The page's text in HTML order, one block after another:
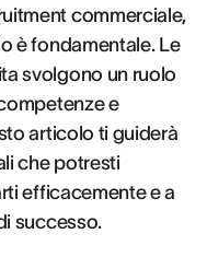
commerciale,
è fondamentale. Le
svolgono un ruolo
e
articolo ti guiderà
che potresti
efficacemente e a
successo.